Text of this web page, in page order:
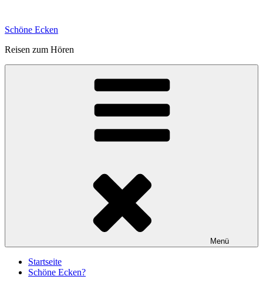
springen
Schöne Ecken
Reisen zum Hören
Menü
Startseite
Schöne Ecken?